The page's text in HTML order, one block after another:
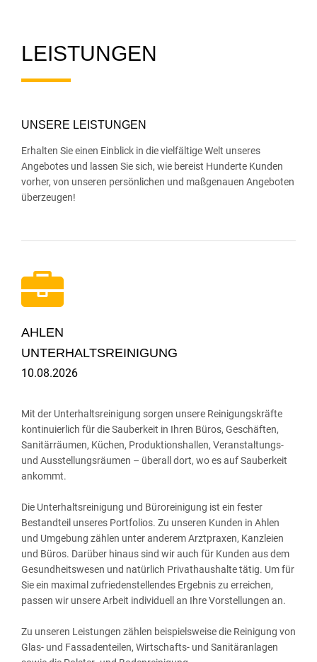
LEISTUNGEN
UNSERE LEISTUNGEN
Erhalten Sie einen Einblick in die vielfältige Welt unseres
Angebotes und lassen Sie sich, wie bereist Hunderte Kunden
vorher, von unseren persönlichen und maßgenauen Angeboten
überzeugen!
AHLEN
UNTERHALTSREINIGUNG
10.08.2026
Mit der Unterhaltsreinigung sorgen unsere Reinigungskräfte
kontinuierlich für die Sauberkeit in Ihren Büros, Geschäften,
Sanitärräumen, Küchen, Produktionshallen, Veranstaltungs-
und Ausstellungsräumen – überall dort, wo es auf Sauberkeit
ankommt.
Die Unterhaltsreinigung und Büroreinigung ist ein fester
Bestandteil unseres Portfolios. Zu unseren Kunden in Ahlen
und Umgebung zählen unter anderem Arztpraxen, Kanzleien
und Büros. Darüber hinaus sind wir auch für Kunden aus dem
Gesundheitswesen und natürlich Privathaushalte tätig. Um für
Sie ein maximal zufriedenstellendes Ergebnis zu erreichen,
passen wir unsere Arbeit individuell an Ihre Vorstellungen an.
Zu unseren Leistungen zählen beispielsweise die Reinigung von
Glas- und Fassadenteilen, Wirtschafts- und Sanitäranlagen